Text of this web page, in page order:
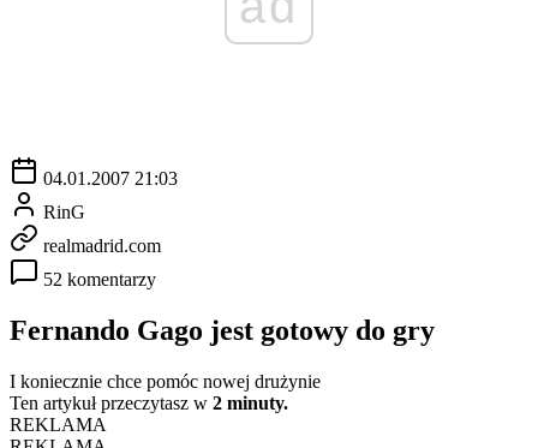
04.01.2007 21:03
RinG
realmadrid.com
52 komentarzy
Fernando Gago jest gotowy do gry
I koniecznie chce pomóc nowej drużynie
Ten artykuł przeczytasz w 2 minuty.
REKLAMA